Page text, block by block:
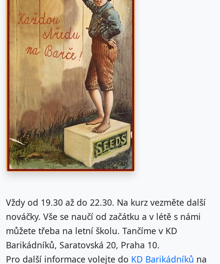
Vždy od 19.30 až do 22.30. Na kurz vezměte další
nováčky. Vše se naučí od začátku a v létě s námi
můžete třeba na letní školu. Tančíme v KD
Barikádníků, Saratovská 20, Praha 10.
Pro další informace volejte do KD Barikádníků na